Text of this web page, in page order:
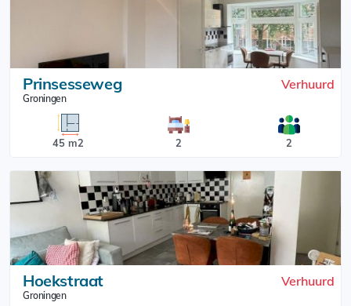
Prinsesseweg
Groningen
Verhuurd
45 m2 2 2
Hoekstraat
Groningen
Verhuurd